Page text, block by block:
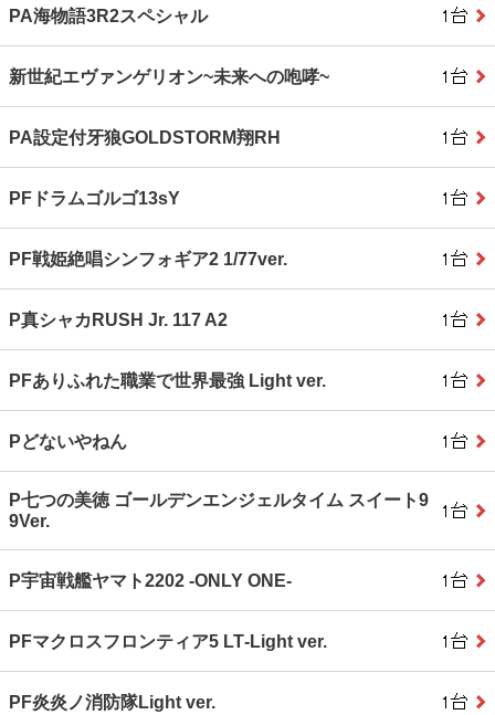
PA海物語3R2スペシャル
新世紀エヴァンゲリオン~未来への咆哮~
PA設定付牙狼GOLDSTORM翔RH
PFドラムゴルゴ13sY
PF戦姫絶唱シンフォギア2 1/77ver.
P真シャカRUSH Jr. 117 A2
PFありふれた職業で世界最強 Light ver.
Pどないやねん
P七つの美徳 ゴールデンエンジェルタイム スイート9
9Ver.
P宇宙戦艦ヤマト2202 ‐ONLY ONE‐
PFマクロスフロンティア5 LT‐Light ver.
PF炎炎ノ消防隊Light ver.